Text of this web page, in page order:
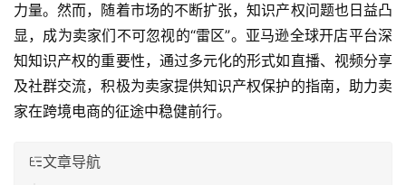
力量。然而，随着市场的不断扩张，知识产权问题也日益凸
显，成为卖家们不可忽视的“雷区”。亚马逊全球开店平台深
知知识产权的重要性，通过多元化的形式如直播、视频分享
及社群交流，积极为卖家提供知识产权保护的指南，助力卖
家在跨境电商的征途中稳健前行。
文章导航